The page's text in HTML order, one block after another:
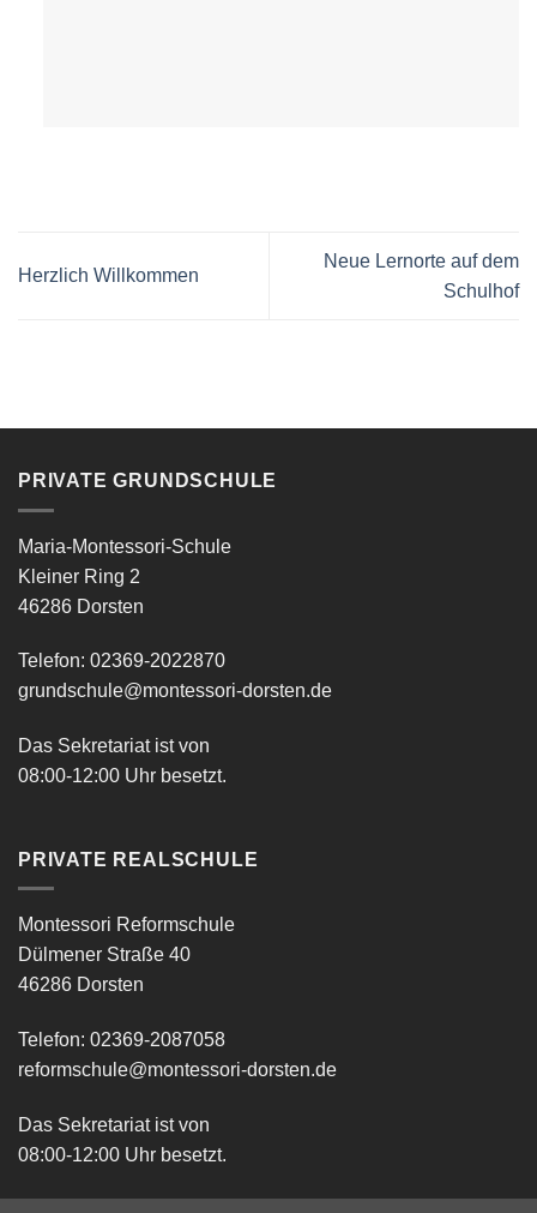
Herzlich Willkommen
Neue Lernorte auf dem
Schulhof
PRIVATE GRUNDSCHULE
Maria-Montessori-Schule
Kleiner Ring 2
46286 Dorsten
Telefon: 02369-2022870
grundschule@montessori-dorsten.de
Das Sekretariat ist von
08:00-12:00 Uhr besetzt.
PRIVATE REALSCHULE
Montessori Reformschule
Dülmener Straße 40
46286 Dorsten
Telefon: 02369-2087058
reformschule@montessori-dorsten.de
Das Sekretariat ist von
08:00-12:00 Uhr besetzt.